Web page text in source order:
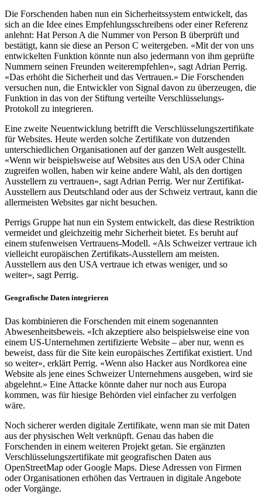
Die Forschenden haben nun ein Sicherheitssystem entwickelt, das
sich an die Idee eines Empfehlungsschreibens oder einer Referenz
anlehnt: Hat Person A die Nummer von Person B überprüft und
bestätigt, kann sie diese an Person C weitergeben. «Mit der von uns
entwickelten Funktion könnte nun also jedermann von ihm geprüfte
Nummern seinen Freunden weiterempfehlen», sagt Adrian Perrig.
«Das erhöht die Sicherheit und das Vertrauen.» Die Forschenden
versuchen nun, die Entwickler von Signal davon zu überzeugen, die
Funktion in das von der Stiftung verteilte Verschlüsselungs-
Protokoll zu integrieren.
Eine zweite Neuentwicklung betrifft die Verschlüsselungszertifikate
für Websites. Heute werden solche Zertifikate von dutzenden
unterschiedlichen Organisationen auf der ganzen Welt ausgestellt.
«Wenn wir beispielsweise auf Websites aus den USA oder China
zugreifen wollen, haben wir keine andere Wahl, als den dortigen
Ausstellern zu vertrauen», sagt Adrian Perrig. Wer nur Zertifikat-
Ausstellern aus Deutschland oder aus der Schweiz vertraut, kann die
allermeisten Websites gar nicht besuchen.
Perrigs Gruppe hat nun ein System entwickelt, das diese Restriktion
vermeidet und gleichzeitig mehr Sicherheit bietet. Es beruht auf
einem stufenweisen Vertrauens-Modell. «Als Schweizer vertraue ich
vielleicht europäischen Zertifikats-Ausstellern am meisten.
Ausstellern aus den USA vertraue ich etwas weniger, und so
weiter», sagt Perrig.
Geografische Daten integrieren
Das kombinieren die Forschenden mit einem sogenannten
Abwesenheitsbeweis. «Ich akzeptiere also beispielsweise eine von
einem US-Unternehmen zertifizierte Website – aber nur, wenn es
beweist, dass für die Site kein europäisches Zertifikat existiert. Und
so weiter», erklärt Perrig. «Wenn also Hacker aus Nordkorea eine
Website als jene eines Schweizer Unternehmens ausgeben, wird sie
abgelehnt.» Eine Attacke könnte daher nur noch aus Europa
kommen, was für hiesige Behörden viel einfacher zu verfolgen
wäre.
Noch sicherer werden digitale Zertifikate, wenn man sie mit Daten
aus der physischen Welt verknüpft. Genau das haben die
Forschenden in einem weiteren Projekt getan. Sie ergänzten
Verschlüsselungszertifikate mit geografischen Daten aus
OpenStreetMap oder Google Maps. Diese Adressen von Firmen
oder Organisationen erhöhen das Vertrauen in digitale Angebote
oder Vorgänge.